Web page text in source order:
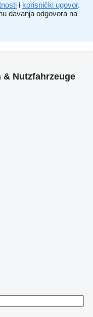
i korisnički ugovor.
davanja odgovora na
Nutzfahrzeuge